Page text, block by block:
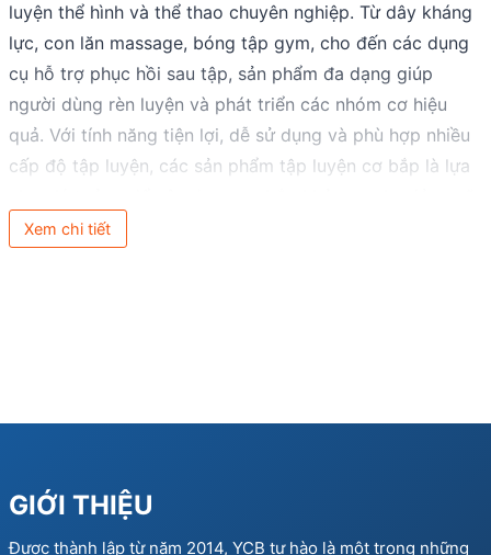
luyện thể hình và thể thao chuyên nghiệp. Từ dây kháng
lực, con lăn massage, bóng tập gym, cho đến các dụng
cụ hỗ trợ phục hồi sau tập, sản phẩm đa dạng giúp
người dùng rèn luyện và phát triển các nhóm cơ hiệu
quả. Với tính năng tiện lợi, dễ sử dụng và phù hợp nhiều
cấp độ tập luyện, các sản phẩm tập luyện cơ bắp là lựa
thừa và nâng cao sức bền. Bắt đầu hành trình chinh phục
Xem chi tiết
GIỚI THIỆU
Được thành lập từ năm 2014, YCB tự hào là một trong những